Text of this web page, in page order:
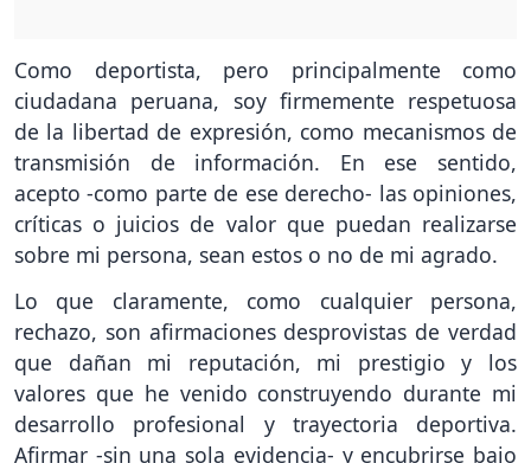
Como deportista, pero principalmente como
ciudadana peruana, soy firmemente respetuosa
de la libertad de expresión, como mecanismos de
transmisión de información. En ese sentido,
acepto -como parte de ese derecho- las opiniones,
críticas o juicios de valor que puedan realizarse
sobre mi persona, sean estos o no de mi agrado.
Lo que claramente, como cualquier persona,
rechazo, son afirmaciones desprovistas de verdad
que dañan mi reputación, mi prestigio y los
valores que he venido construyendo durante mi
desarrollo profesional y trayectoria deportiva.
Afirmar -sin una sola evidencia- y encubrirse bajo